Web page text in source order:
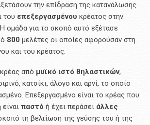
την επίδραση της κατανάλωσης
του επεξεργασμένου κρέατος στην
ομάδα για το σκοπό αυτό εξέτασε
800μελέτες οι οποίες αφορούσαν στη
και του κρέατος.
από μυϊκό ιστό θηλαστικών,
κατσίκι, άλογο και αρνί, το οποίο
Επεξεργασμένο είναι το κρέας που
παστό ή έχει περάσει άλλες
τη βελτίωση της γεύσης του ή της